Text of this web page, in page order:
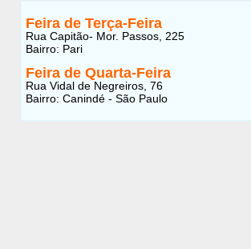
Feira de Terça-Feira
Rua Capitão- Mor. Passos, 225
Bairro: Pari
Feira de Quarta-Feira
Rua Vidal de Negreiros, 76
Bairro: Canindé - São Paulo